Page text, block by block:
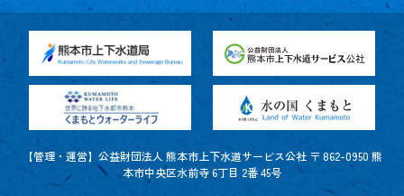
【管理・運営】公益財団法人 熊本市上下水道サービス公社 〒 862-0950 熊
本市中央区水前寺 6丁目 2番 45号